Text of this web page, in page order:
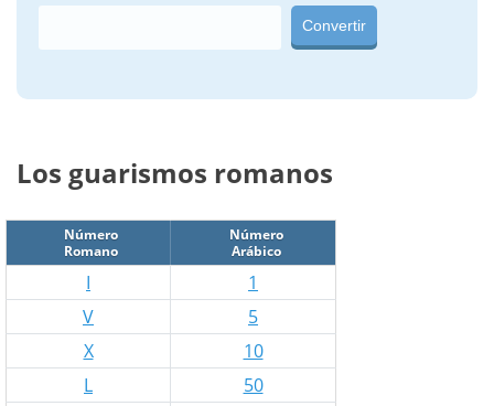
Convertir
Los guarismos romanos
Número
Romano
Número
Arábico
I
1
V
5
X
10
L
50